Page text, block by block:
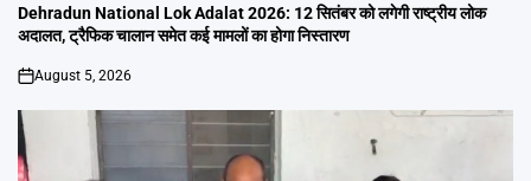
IN
Dehradun National Lok Adalat 2026: 12 सितंबर को लगेगी राष्ट्रीय लोक
अदालत, ट्रैफिक चालान समेत कई मामलों का होगा निस्तारण
on
August 5, 2026